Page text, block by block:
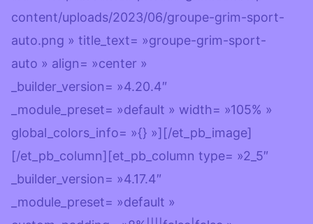
content/uploads/2023/06/groupe-grim-sport-
auto.png » title_text= »groupe-grim-sport-
auto » align= »center »
_builder_version= »4.20.4″
_module_preset= »default » width= »105% »
global_colors_info= »{} »][/et_pb_image]
[/et_pb_column][et_pb_column type= »2_5″
_builder_version= »4.17.4″
_module_preset= »default »